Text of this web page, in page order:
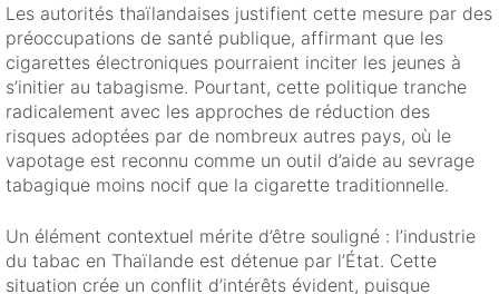
Les autorités thaïlandaises justifient cette mesure par des
préoccupations de santé publique, affirmant que les
cigarettes électroniques pourraient inciter les jeunes à
s’initier au tabagisme. Pourtant, cette politique tranche
radicalement avec les approches de réduction des
risques adoptées par de nombreux autres pays, où le
vapotage est reconnu comme un outil d’aide au sevrage
tabagique moins nocif que la cigarette traditionnelle.
Un élément contextuel mérite d’être souligné : l’industrie
du tabac en Thaïlande est détenue par l’État. Cette
situation crée un conflit d’intérêts évident, puisque